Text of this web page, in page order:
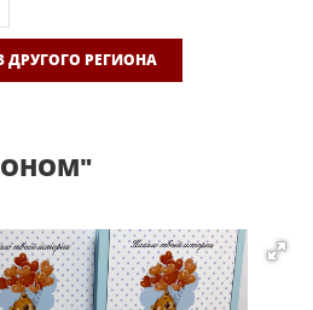
ДРУГОГО РЕГИОНА